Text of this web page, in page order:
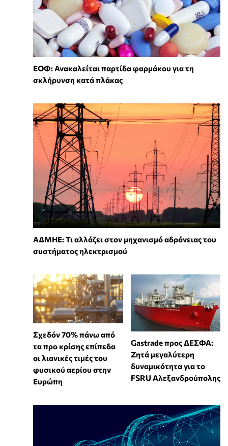
ΕΟΦ: Ανακαλείται παρτίδα φαρμάκου για τη
σκλήρυνση κατά πλάκας
ΑΔΜΗΕ: Τι αλλάζει στον μηχανισμό αδράνειας του
συστήματος ηλεκτρισμού
Σχεδόν 70% πάνω από
τα προ κρίσης επίπεδα
οι λιανικές τιμές του
φυσικού αερίου στην
Ευρώπη
Gastrade προς ΔΕΣΦΑ:
Ζητά μεγαλύτερη
δυναμικότητα για το
FSRU Αλεξανδρούπολης